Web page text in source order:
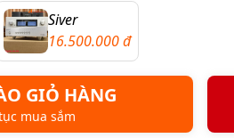
Siver
16.500.000 đ
GIỎ HÀNG
mua sắm